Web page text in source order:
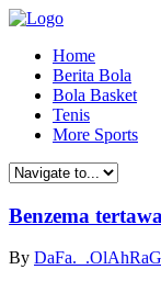
Home
Berita Bola
Bola Basket
Tenis
More Sports
Benzema
By